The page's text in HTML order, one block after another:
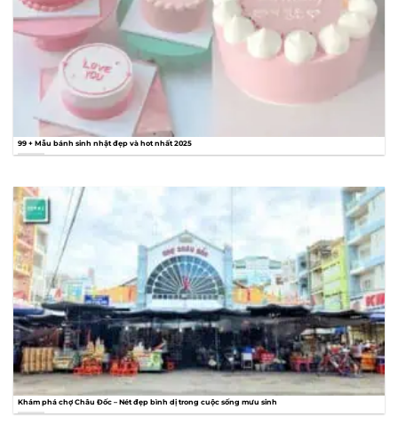
99 + Mẫu bánh sinh nhật đẹp và hot nhất 2025
Khám phá chợ Châu Đốc – Nét đẹp bình dị trong cuộc sống mưu sinh